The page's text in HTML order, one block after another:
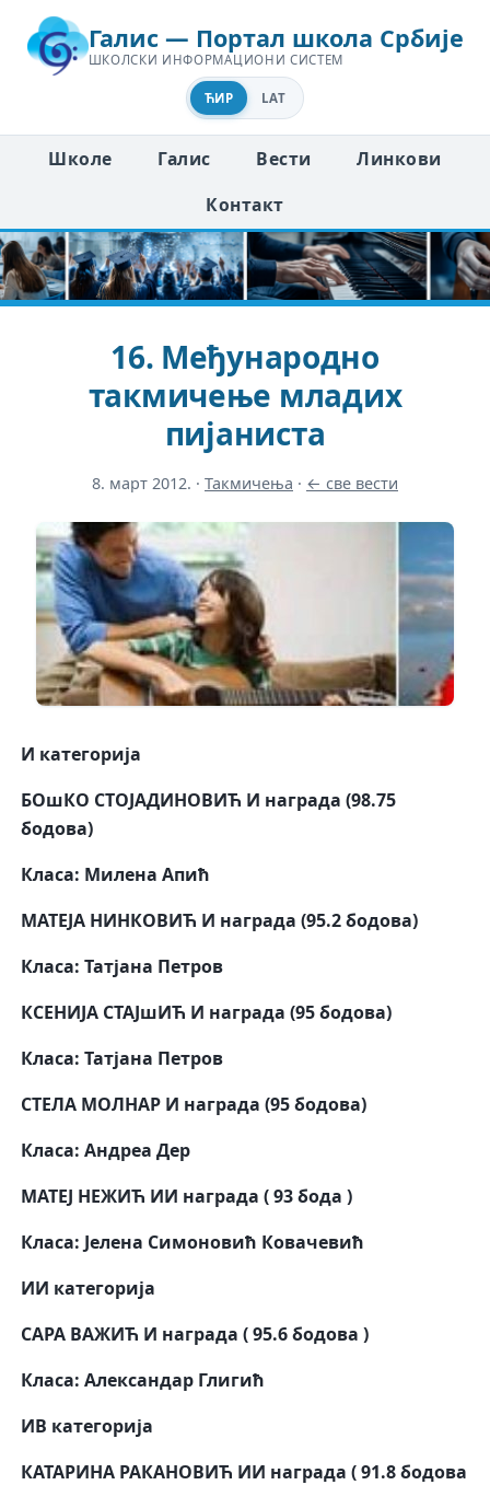
Галис — Портал школа Србије
ШКОЛСКИ ИНФОРМАЦИОНИ СИСТЕМ
ЋИР LAT
Школе Галис Вести
Линкови
Контакт
16. Међународно
такмичење младих
пијаниста
8. март 2012. · Такмичења · ← све вести
И категорија
БОшКО СТОЈАДИНОВИЋ И награда (98.75
бодова)
Класа: Милена Апић
МАТЕЈА НИНКОВИЋ И награда (95.2 бодова)
Класа: Татјана Петров
КСЕНИЈА СТАЈшИЋ И награда (95 бодова)
Класа: Татјана Петров
СТЕЛА МОЛНАР И награда (95 бодова)
Класа: Андреа Дер
МАТЕЈ НЕЖИЋ ИИ награда ( 93 бода )
Класа: Јелена Симоновић Ковачевић
ИИ категорија
САРА ВАЖИЋ И награда ( 95.6 бодова )
Класа: Александар Глигић
ИВ категорија
КАТАРИНА РАКАНОВИЋ ИИ награда ( 91.8 бодова